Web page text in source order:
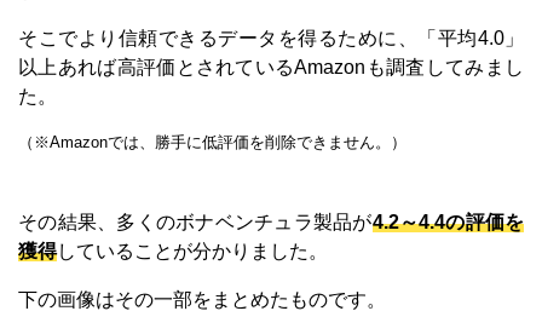
そこでより信頼できるデータを得るために、「平均4.0」
以上あれば高評価とされているAmazonも調査してみまし
た。
（※Amazonでは、勝手に低評価を削除できません。）
その結果、多くのボナベンチュラ製品が4.2～4.4の評価を
獲得していることが分かりました。
下の画像はその一部をまとめたものです。